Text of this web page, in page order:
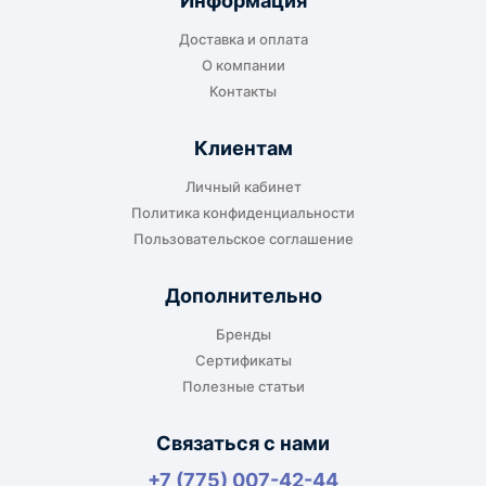
транспортной компании в городе получателя
или ближайшем доступном пункте выдачи.
До адреса клиента
Подходит, если нужно доставить
оборудование прямо на объект, склад,
габаритов груза.
Для крупногабаритных, тяжёлых или
Доставка и оплата
О компании
Контакты
Клиентам
Личный кабинет
Политика конфиденциальности
Пользовательское соглашение
Дополнительно
Бренды
Сертификаты
Полезные статьи
Связаться с нами
+7 (775) 007-42-44